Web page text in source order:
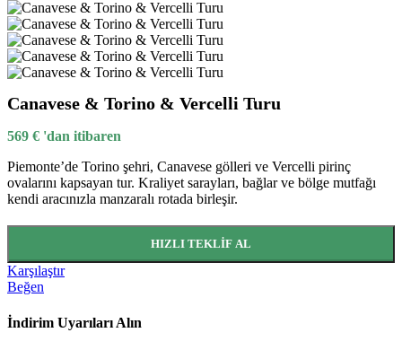
Canavese & Torino & Vercelli Turu
569 € 'dan itibaren
Piemonte’de Torino şehri, Canavese gölleri ve Vercelli pirinç
ovalarını kapsayan tur. Kraliyet sarayları, bağlar ve bölge mutfağı
kendi aracınızla manzaralı rotada birleşir.
HIZLI TEKLIF AL
Karşılaştır
Beğen
İndirim Uyarıları Alın